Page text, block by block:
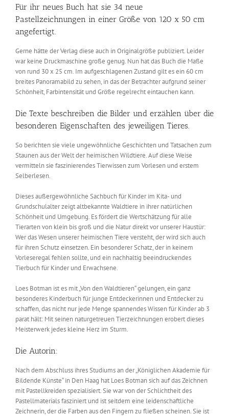
Für ihr neues Buch hat sie 34 neue
Pastellzeichnungen in einer Größe von 120 x 50 cm
angefertigt.
Gerne hätte der Verlag diese auch in Originalgröße publiziert. Leider
war keine Druckmaschine große genug. Nun hat das Buch die Maße
von rund 30 x 25 cm. Im aufgeschlagenen Zustand gilt es ein 60 cm
breites Panoramabild zu sehen, in das der Betrachter aufgrund seiner
Schönheit, Farbintensität und Größe regelrecht eintauchen kann.
Die Texte beschreiben die Bilder und erzählen über die
besonderen Eigenschaften des jeweiligen Tieres.
So berichten sie viele ungewöhnliche Geschichten und Tatsachen zum
Staunen aus der Welt der heimischen Wildtiere. Auf diese Weise
vermitteln sie faszinierendes Tierwissen zum Vorlesen und erstem
Selberlesen.
Dieses außergewöhnliche Sachbuch für Kinder im Kita- und
Grundschulalter zeigt altbekannte Waldtiere in ihrer natürlichen
Schönheit und Umgebung. Es fördert die Wertschätzung für alle
Tierarten von klein bis groß und die Natur direkt vor unserer Haustür:
Wer das Wesen unserer heimischen Tiere versteht, der wird sich auch
für ihren Schutz einsetzen. Ein besonderer Schatz, der in keinem
Vorleseregal fehlen sollte, und ein nachhaltig beeindruckendes
Tierbuch für Kinder und Erwachsene.
Loes Botman ist es mit „Von den Waldtieren“ gelungen, ein ganz
besonderes Kinderbuch für junge Entdeckerinnen und Entdecker zu
schaffen, das nicht nur jede Menge spannendes Wissen für Kinder ab 3
parat hält: Mit seinen naturgetreuen Tierzeichnungen erobert dieses
Meisterwerk jedes kleine Herz im Sturm.
Die Autorin:
Nach dem Abschluss ihres Studiums an der „Königlichen Akademie für
Bildende Künste“ in Den Haag hat Loes Botman sich auf das Zeichnen
mit Pastellkreiden spezialisiert. Sie war von der Schlichtheit des
Pastellmaterials fasziniert und ist seitdem eine leidenschaftliche
Zeichnerin, der die Farben aus den Fingern zu fließen scheinen. Sie ist